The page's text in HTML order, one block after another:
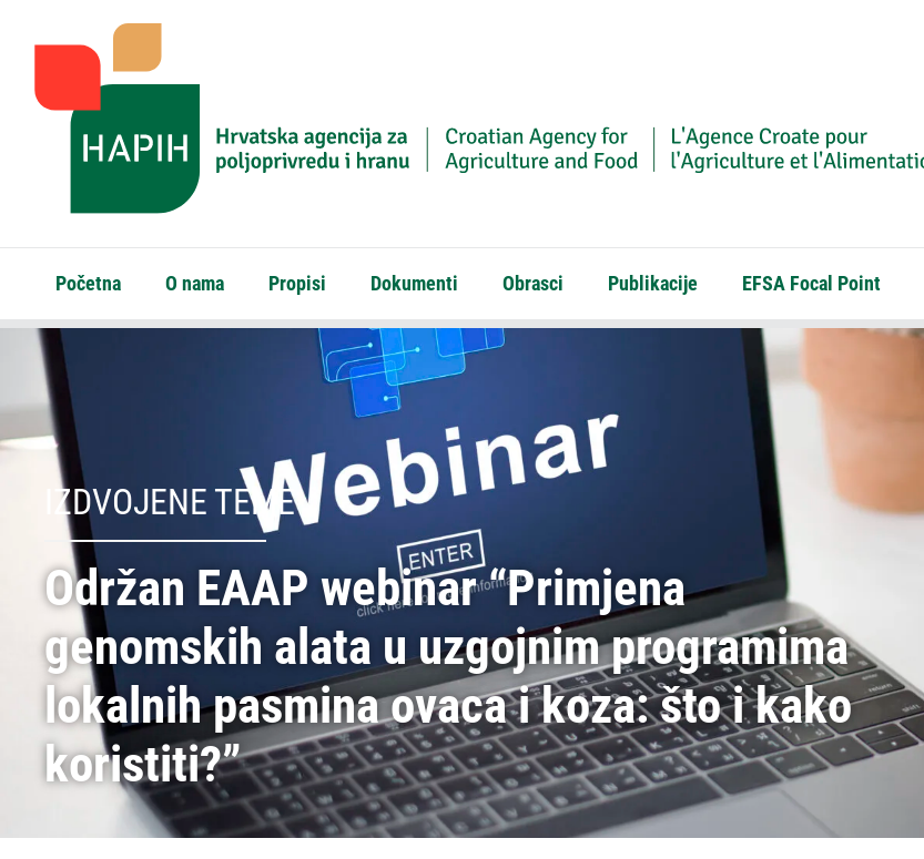
Početna O nama Propisi Dokumenti Obrasci Publikacije EFSA Focal Point
IZDVOJENE TEME
Održan EAAP webinar “Primjena
genomskih alata u uzgojnim programima
lokalnih pasmina ovaca i koza: što i kako
koristiti?”